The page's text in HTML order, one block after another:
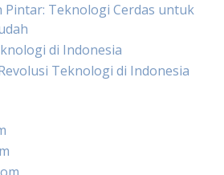
Pintar: Teknologi Cerdas untuk
di Indonesia
Teknologi di Indonesia